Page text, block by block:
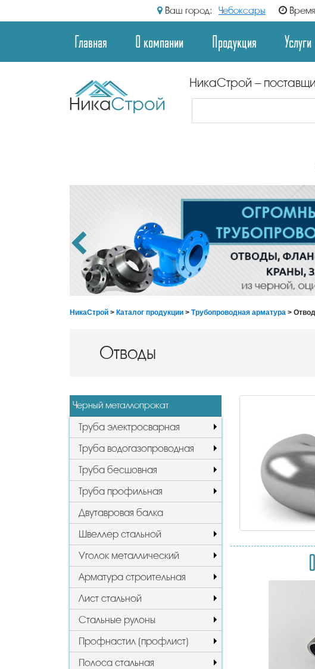
Ваш город: Чебоксары
Главная О компании Продукция Услуги
НикаСтрой –
НикаСтрой > Каталог продукции > Трубопроводная арматура >
Отводы
Черный металлопрокат
Труба электросварная
Труба водогазопроводная
Труба бесшовная
Труба профильная
Двутавровая балка
Швеллер стальной
Уголок металлический
Арматура строительная
Лист стальной
Стальные рулоны
Профнастил (профлист)
Полоса стальная